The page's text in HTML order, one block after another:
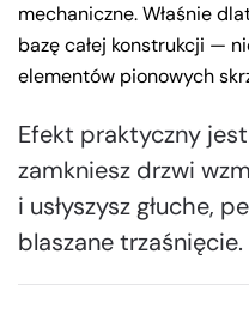
mechaniczne. Właśnie
bazę całej konstrukcji —
elementów pionowych
Efekt praktyczny
zamkniesz drzwi
i usłyszysz głuche,
blaszane trzaśnięcie.